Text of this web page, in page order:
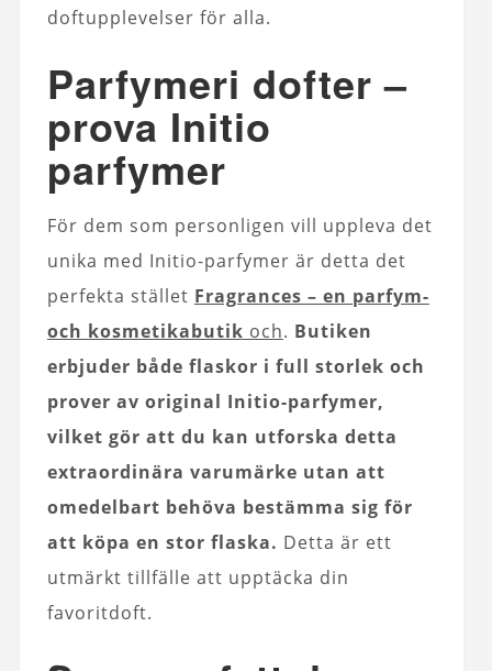
doftupplevelser för alla.
Parfymeri dofter –
prova Initio
parfymer
För dem som personligen vill uppleva det
unika med Initio-parfymer är detta det
perfekta stället Fragrances – en parfym-
och kosmetikabutik och. Butiken
erbjuder både flaskor i full storlek och
prover av original Initio-parfymer,
vilket gör att du kan utforska detta
extraordinära varumärke utan att
omedelbart behöva bestämma sig för
att köpa en stor flaska. Detta är ett
utmärkt tillfälle att upptäcka din
favoritdoft.